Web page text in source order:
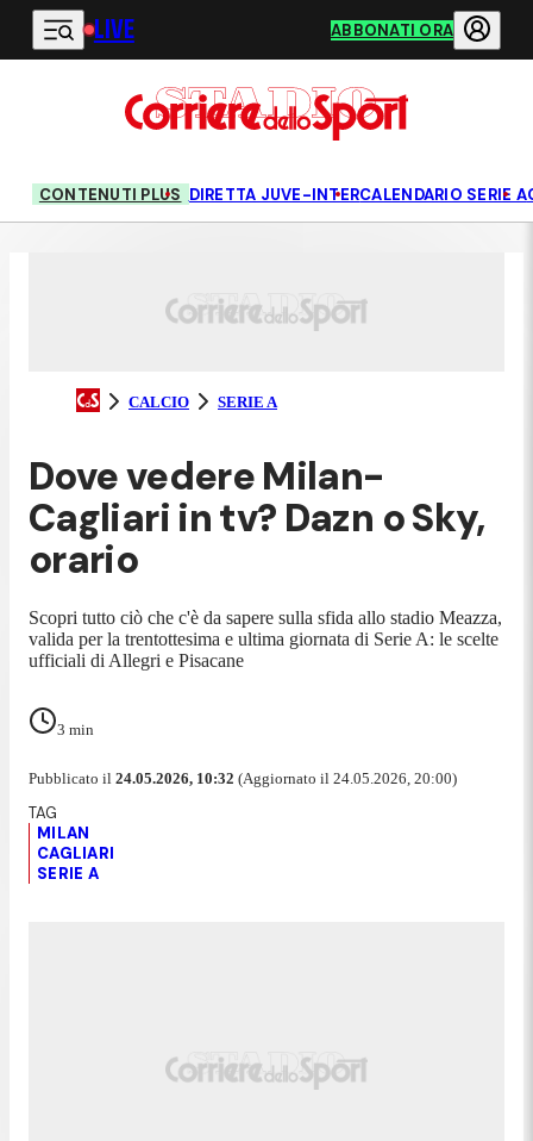
Vai al contenuto principale
LIVE ABBONATI ORA
CONTENUTI PLUS DIRETTA JUVE-INTERCALENDARIO SERIE A
CALCIO SERIE A
Dove vedere Milan-
Cagliari in tv? Dazn o Sky,
orario
Scopri tutto ciò che c'è da sapere sulla sfida allo stadio Meazza,
valida per la trentottesima e ultima giornata di Serie A: le scelte
ufficiali di Allegri e Pisacane
3 min
Pubblicato il 24.05.2026, 10:32 (Aggiornato il 24.05.2026, 20:00)
MILAN
CAGLIARI
SERIE A